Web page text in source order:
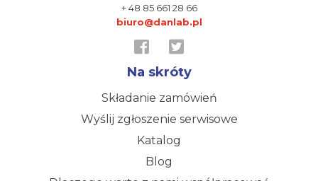
+ 48 85 661 28 66
biuro@danlab.pl
Na skróty
Składanie zamówień
Wyślij zgłoszenie serwisowe
Katalog
Blog